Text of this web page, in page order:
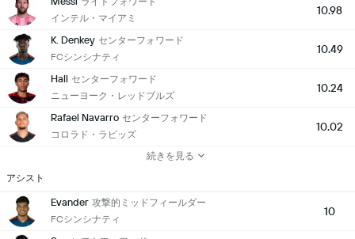
インテル・マイアミ
10.98
K. Denkey センターフォワード
FCシンシナティ
10.49
Hall センターフォワード
ニューヨーク・レッドブルズ
10.24
Rafael Navarro センターフォワード
コロラド・ラピッズ
10.02
続きを見る
アシスト
Evander 攻撃的ミッドフィールダー
FCシンシナティ
10